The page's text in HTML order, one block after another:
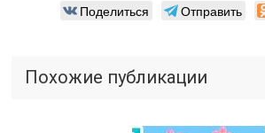
Поделиться Отправить
Похожие публикации